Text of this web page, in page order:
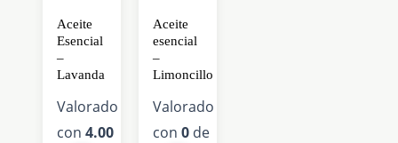
Aceite
Esencial
–
Lavanda
Valorado
con 4.00
Aceite
esencial
–
Limoncillo
Valorado
con0 de